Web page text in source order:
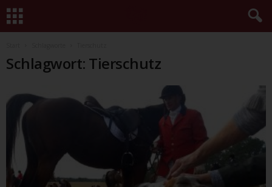
Schlagwort: Tierschutz